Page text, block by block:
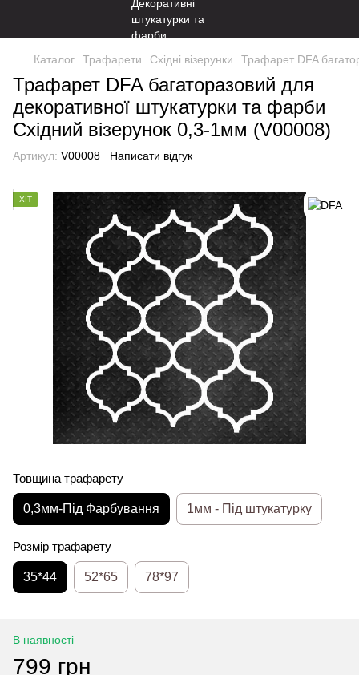
Каталог Трафарети Східні візерунки Трафарет DFA
Трафарет DFA багаторазовий для
декоративної штукатурки та фарби
Східний візерунок 0,3-1мм (V00008)
Артикул: V00008 Написати відгук
ХІТ
Товщина трафарету
0,3мм-Під Фарбування 1мм - Під штукатурку
Розмір трафарету
35*44 52*65 78*97
В наявності
799 грн